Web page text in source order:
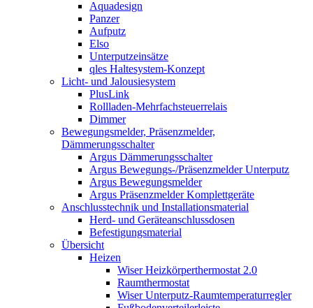
Aquadesign
Panzer
Aufputz
Elso
Unterputzeinsätze
qles Haltesystem-Konzept
Licht- und Jalousiesystem
PlusLink
Rollladen-Mehrfachsteuerrelais
Dimmer
Bewegungsmelder, Präsenzmelder,
Dämmerungsschalter
Argus Dämmerungsschalter
Argus Bewegungs-/Präsenzmelder Unterputz
Argus Bewegungsmelder
Argus Präsenzmelder Komplettgeräte
Anschlusstechnik und Installationsmaterial
Herd- und Geräteanschlussdosen
Befestigungsmaterial
Übersicht
Heizen
Wiser Heizkörperthermostat 2.0
Raumthermostat
Wiser Unterputz-Raumtemperaturregler